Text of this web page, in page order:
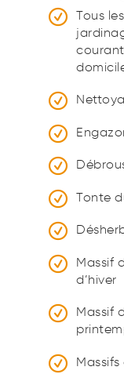
Tous
Tonte
Massif
d’hiver
Massif